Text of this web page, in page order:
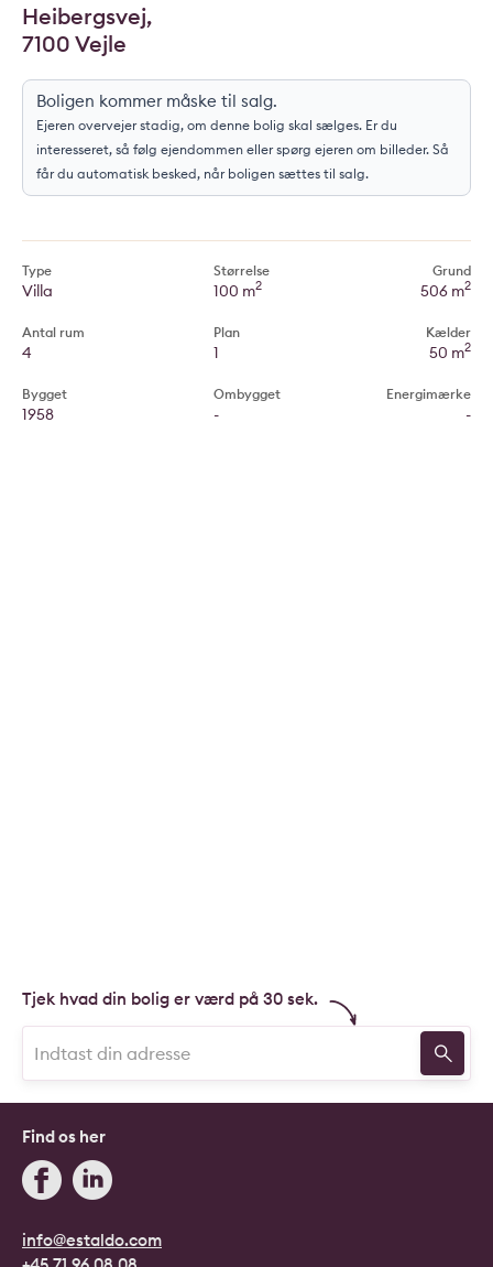
Heibergsvej,
7100 Vejle
Boligen kommer måske til salg.
Ejeren overvejer stadig, om denne bolig skal sælges. Er du
interesseret, så følg ejendommen eller spørg ejeren om billeder. Så
får du automatisk besked, når boligen sættes til salg.
Type
Villa
Antal rum
4
Bygget
1958
Størrelse
100 m2
Plan
1
Ombygget
-
Grund
506 m2
Kælder
50 m2
Energimærke
-
Tjek hvad din bolig er værd på 30 sek.
info@estaldo.com
Find os her